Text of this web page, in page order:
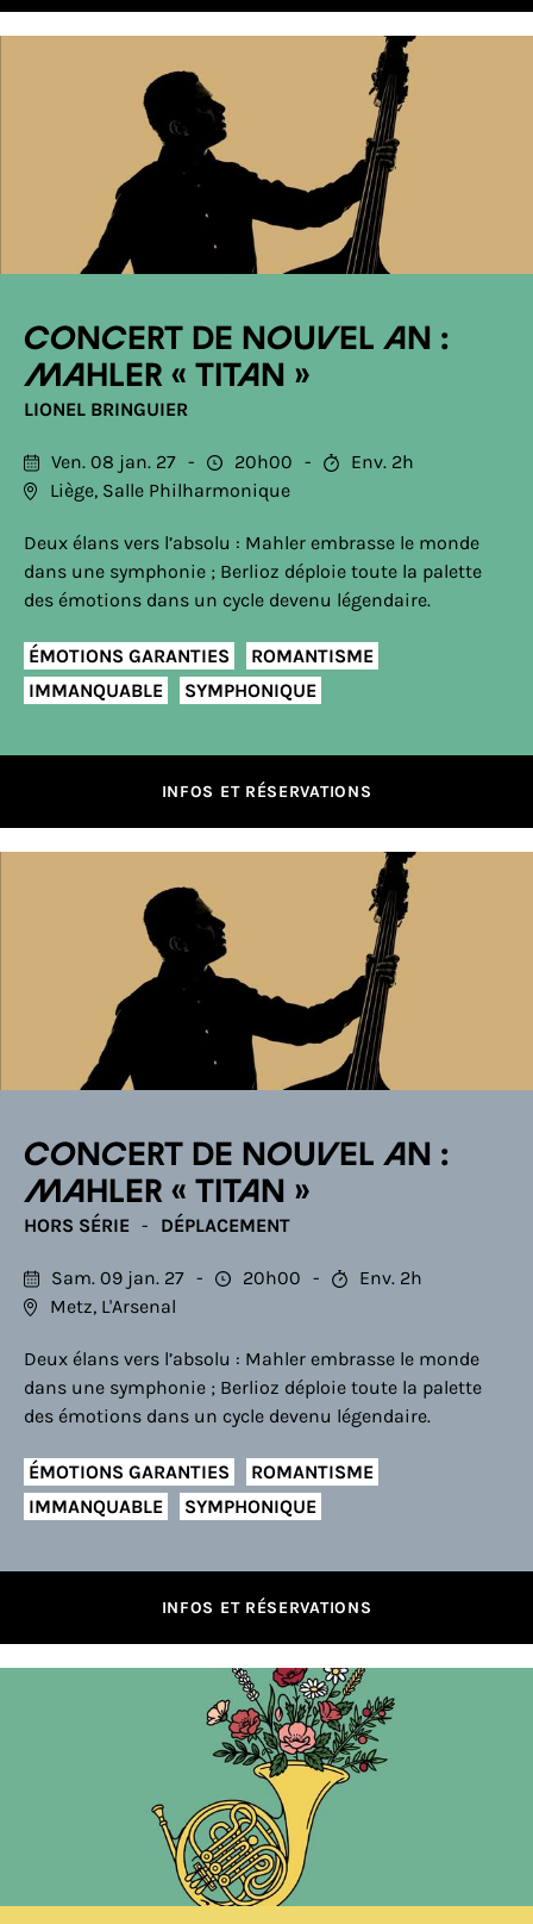
Concert de Nouvel An :
Mahler « Titan »
LIONEL BRINGUIER
Ven. 08 jan. 27 20h00
Env. 2h
Liège, Salle Philharmonique
Deux élans vers l’absolu : Mahler embrasse le monde
dans une symphonie ; Berlioz déploie toute la palette
des émotions dans un cycle devenu légendaire.
ÉMOTIONS GARANTIES
ROMANTISME
IMMANQUABLE
SYMPHONIQUE
INFOS ET RÉSERVATIONS
Concert de Nouvel An :
Mahler « Titan »
HORS SÉRIE DÉPLACEMENT
Sam. 09 jan. 27 20h00
Env. 2h
Metz, L'Arsenal
Deux élans vers l’absolu : Mahler embrasse le monde
dans une symphonie ; Berlioz déploie toute la palette
des émotions dans un cycle devenu légendaire.
ÉMOTIONS GARANTIES
ROMANTISME
IMMANQUABLE
SYMPHONIQUE
INFOS ET RÉSERVATIONS